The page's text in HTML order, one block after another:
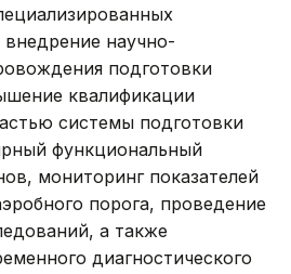
научно-
подготовки
квалификации
системы подготовки
функциональный
мониторинг показателей
порога, проведение
а также
диагностического